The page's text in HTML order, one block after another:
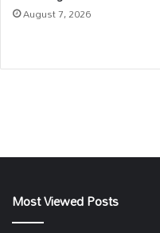
Most Viewed Posts